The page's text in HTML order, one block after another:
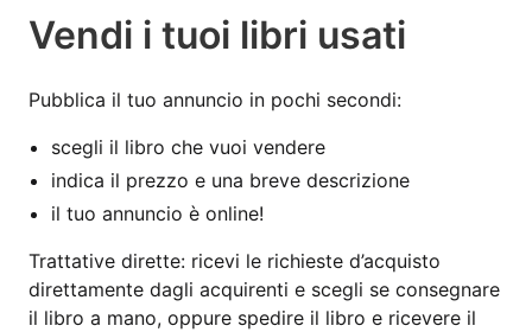
Vendi i tuoi libri usati
Pubblica il tuo annuncio in pochi secondi:
scegli il libro che vuoi vendere
indica il prezzo e una breve descrizione
il tuo annuncio è online!
Trattative dirette: ricevi le richieste d’acquisto
direttamente dagli acquirenti e scegli se consegnare
il libro a mano, oppure spedire il libro e ricevere il